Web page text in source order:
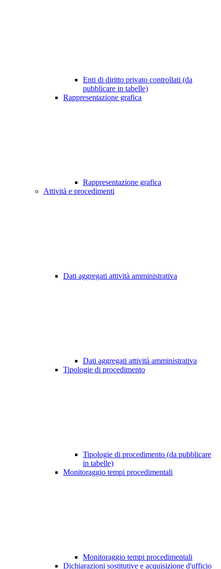
Enti di diritto privato controllati (da
pubblicare in tabelle)
Rappresentazione grafica
Rappresentazione grafica
Attività e procedimenti
Dati aggregati attività amministrativa
Dati aggregati attività amministrativa
Tipologie di procedimento
Tipologie di procedimento (da pubblicare
in tabelle)
Monitoraggio tempi procedimentali
Monitoraggio tempi procedimentali
Dichiarazioni sostitutive e acquisizione d'ufficio